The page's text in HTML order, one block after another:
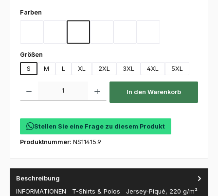
Farben
Größen
S
M L XL 2XL 3XL 4XL 5XL
In den Warenkorb
Stellen Sie eine Frage zu diesem Produkt
Produktnummer: NS11415.9
Beschreibung
INFORMATIONEN T-Shirts & Polos Jersey-Piqué, 220 g/m²